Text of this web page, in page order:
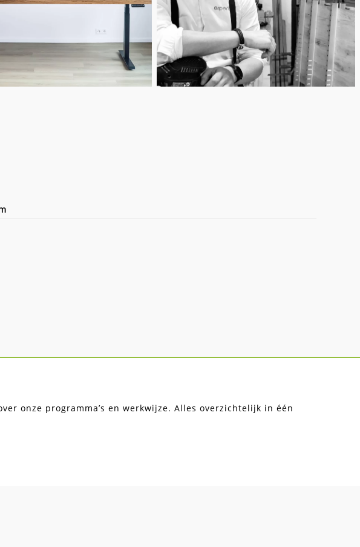
onze programma’s en werkwijze. Alles overzichtelijk in één